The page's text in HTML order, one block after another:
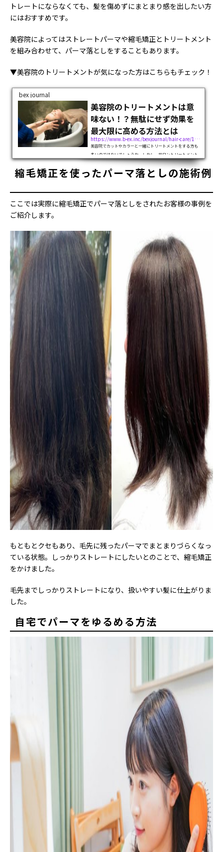
トレートにならなくても、髪を傷めずにまとまり感を出したい方
にはおすすめです。
美容院によってはストレートパーマや縮毛矯正とトリートメント
を組み合わせて、パーマ落としをすることもあります。
▼美容院のトリートメントが気になった方はこちらもチェック！
bex journal
美容院のトリートメントは意
味ない！？無駄にせず効果を
最大限に高める方法とは
https://www.b-ex.inc/bexjournal/hair-care/123539
美容院でカットやカラーと一緒にトリートメントをする方も
多いのではないでしょうか。しかし、サロントリートメント
の効果を十分に実感できなかったり、意味がないのでは？と
感じたりする方もいるかもしれません。結論から言うと、美
容院のトリートメントは十分に効...
縮毛矯正を使ったパーマ落としの施術例
ここでは実際に縮毛矯正でパーマ落としをされたお客様の事例を
ご紹介します。
もともとクセもあり、毛先に残ったパーマでまとまりづらくなっ
ている状態。しっかりストレートにしたいとのことで、縮毛矯正
をかけました。
毛先までしっかりストレートになり、扱いやすい髪に仕上がりま
した。
自宅でパーマをゆるめる方法